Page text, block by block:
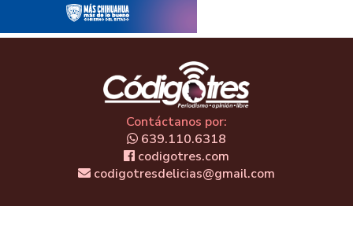
Contáctanos por:
639.110.6318
codigotres.com
codigotresdelicias@gmail.com